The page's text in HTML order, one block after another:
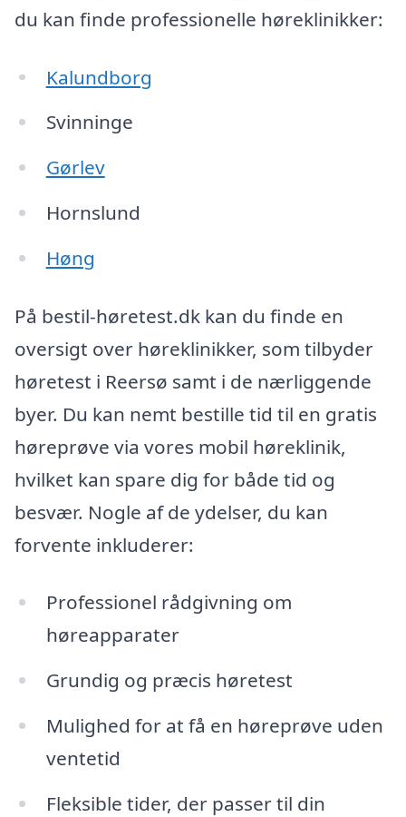
du kan finde professionelle høreklinikker:
Kalundborg
Svinninge
Gørlev
Hornslund
Høng
På bestil-høretest.dk kan du finde en
oversigt over høreklinikker, som tilbyder
høretest i Reersø samt i de nærliggende
byer. Du kan nemt bestille tid til en gratis
høreprøve via vores mobil høreklinik,
hvilket kan spare dig for både tid og
besvær. Nogle af de ydelser, du kan
forvente inkluderer:
Professionel rådgivning om
høreapparater
Grundig og præcis høretest
Mulighed for at få en høreprøve uden
ventetid
Fleksible tider, der passer til din